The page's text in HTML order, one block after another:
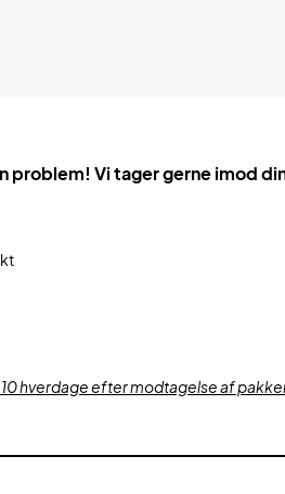
problem! Vi tager gerne imod
hverdage efter modtagelse af